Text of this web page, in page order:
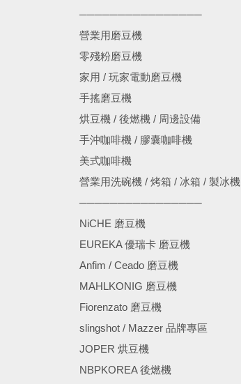
────────────────
營業用磨豆機
零殘粉磨豆機
家用 / 玩家電動磨豆機
手搖磨豆機
烘豆機 / 後燃機 / 周邊設備
手沖咖啡機 / 膠囊咖啡機
美式咖啡機
營業用洗碗機 / 烤箱 / 冰箱 / 製冰機
────────────────
NiCHE 磨豆機
EUREKA 優瑞卡 磨豆機
Anfim / Ceado 磨豆機
MAHLKONIG 磨豆機
Fiorenzato 磨豆機
slingshot / Mazzer 品牌專區
JOPER 烘豆機
NBPKOREA 後燃機